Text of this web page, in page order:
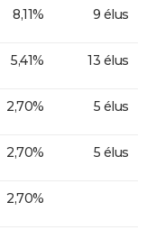
8,11% 9 élus
5,41% 13 élus
2,70% 5 élus
2,70% 5 élus
2,70%